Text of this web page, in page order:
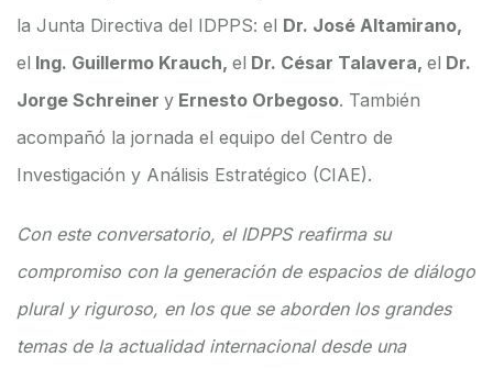
la Junta Directiva del IDPPS: el Dr. José Altamirano,
el Ing. Guillermo Krauch, el Dr. César Talavera, el Dr.
Jorge Schreiner y Ernesto Orbegoso. También
acompañó la jornada el equipo del Centro de
Investigación y Análisis Estratégico (CIAE).
Con este conversatorio, el IDPPS reafirma su
compromiso con la generación de espacios de diálogo
plural y riguroso, en los que se aborden los grandes
temas de la actualidad internacional desde una